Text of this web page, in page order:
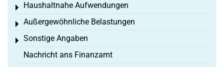
Haushaltnahe Aufwendungen
Toggle menu
Außergewöhnliche Belastungen
Toggle menu
Sonstige Angaben
Toggle menu
Nachricht ans Finanzamt